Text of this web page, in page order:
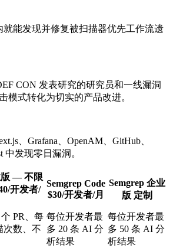
就能发现并修复被扫描器优先工作流遗
CON 发表研究的研究员和一线漏洞
模式转化为切实的产品改进。
、Grafana、OpenAM、GitHub、
中发现零日漏洞。
— 不限
开发者/
Semgrep Code
$30/开发者/月
Semgrep 企业
版 定制
PR、每
次数、不
每位开发者最
多 20 条 AI 分
析结果
每位开发者最
多 50 条 AI 分
析结果